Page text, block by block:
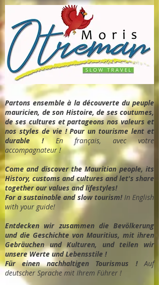
Partons ensemble à la découverte du peuple
mauricien, de son Histoire, de ses coutumes,
de ses cultures et partageons nos valeurs et
nos styles de vie ! Pour un tourisme lent et
durable ! En français, avec votre
accompagnateur !
Come and discover the Mauritian people, its
History, customs and cultures and let's share
together our values and lifestyles!
For a sustainable and slow tourism! In English
with your guide!
Entdecken wir zusammen die Bevölkerung
und die Geschichte von Mauritius, mit ihren
Gebräuchen und Kulturen, und teilen wir
unsere Werte und Lebensstile !
Für einen nachhaltigen Tourismus !Auf
deutscher Sprache mit Ihrem Führer !